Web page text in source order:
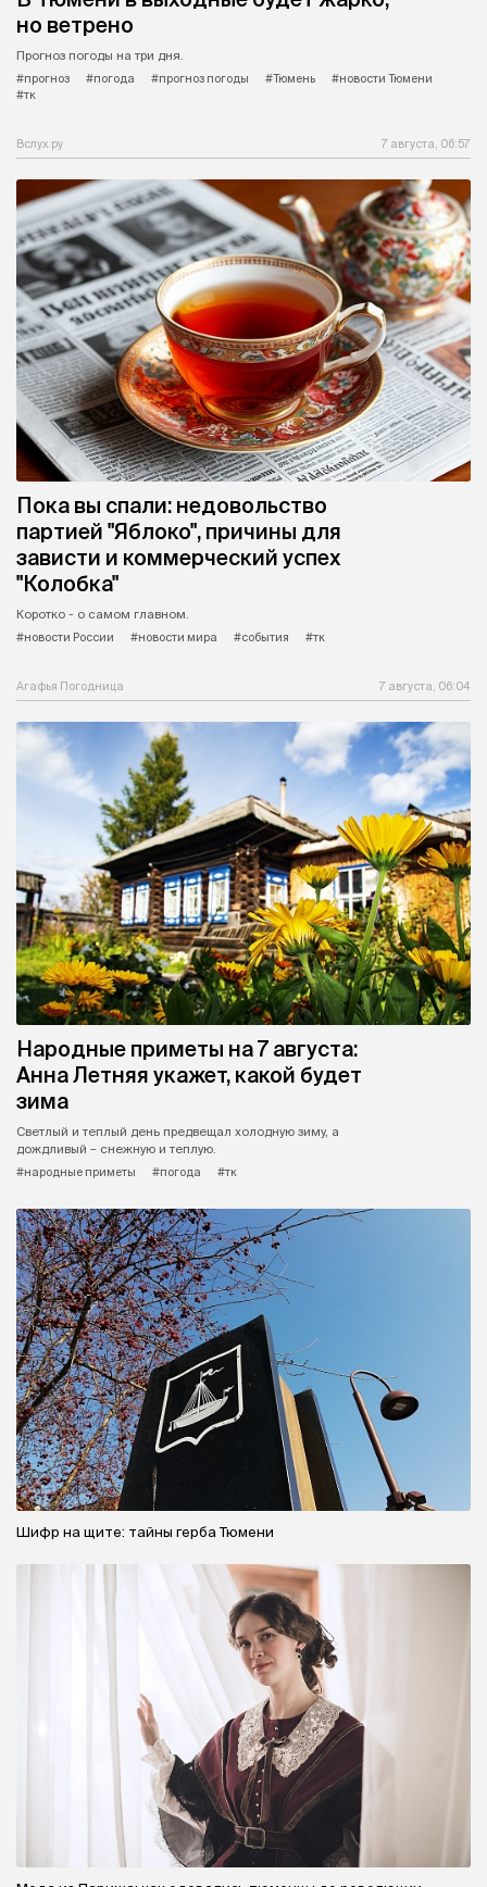
но ветрено
Прогноз погоды на три дня.
#прогноз
#погода #прогноз погоды #Тюмень
#новости Тюмени
#тк
Вслух.ру 7 августа, 06:57
Пока вы спали: недовольство
партией "Яблоко", причины для
зависти и коммерческий успех
"Колобка"
Коротко - о самом главном.
#новости России
#новости мира #события #тк
Агафья Погодница 7 августа, 06:04
Народные приметы на 7 августа:
Анна Летняя укажет, какой будет
зима
Светлый и теплый день предвещал холодную зиму, а
дождливый – снежную и теплую.
#народные приметы
#погода #тк
Шифр на щите: тайны герба Тюмени